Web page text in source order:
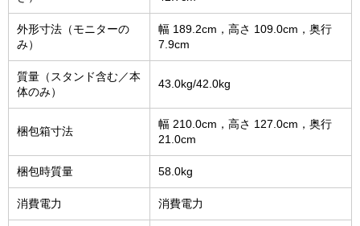
外形寸法（モニターの
み）
幅 189.2cm，高さ 109.0cm，奥行
7.9cm
質量（スタンド含む／本
体のみ）
43.0kg/42.0kg
梱包箱寸法
幅 210.0cm，高さ 127.0cm，奥行
21.0cm
梱包時質量 58.0kg
消費電力 消費電力